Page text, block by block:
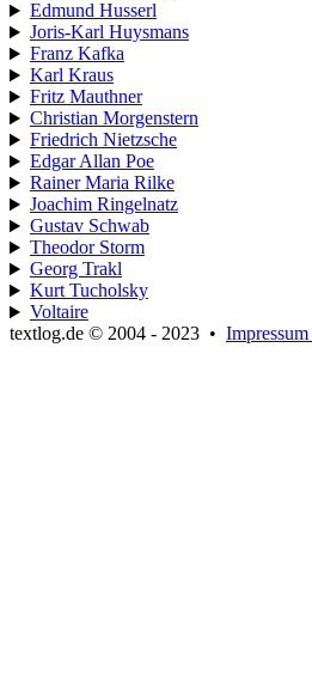
Edmund Husserl
Joris-Karl Huysmans
Franz Kafka
Karl Kraus
Fritz Mauthner
Christian Morgenstern
Friedrich Nietzsche
Edgar Allan Poe
Rainer Maria Rilke
Joachim Ringelnatz
Gustav Schwab
Theodor Storm
Georg Trakl
Kurt Tucholsky
Voltaire
textlog.de © 2004 - 2023 • Impressum